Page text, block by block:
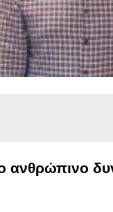
ανθρώπινο